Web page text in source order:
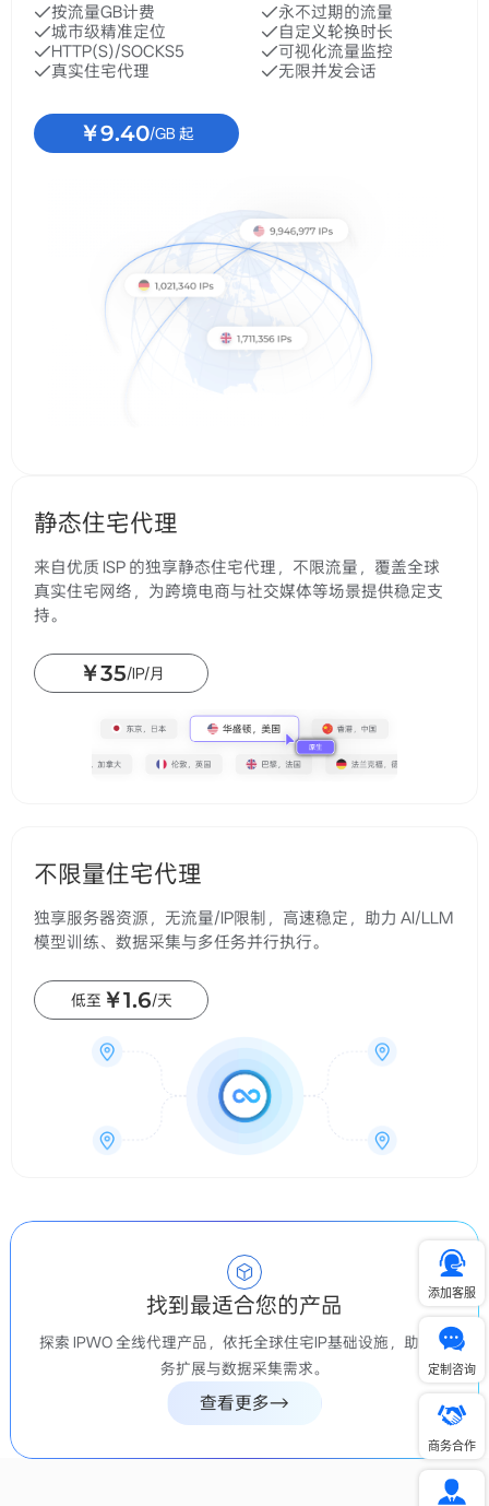
按流量GB计费
永不过期的流量
城市级精准定位
自定义轮换时长
HTTP(S)/SOCKS5
可视化流量监控
真实住宅代理
无限并发会话
￥9.40/GB 起
静态住宅代理
来自优质 ISP 的独享静态住宅代理，不限流量，覆盖全球
真实住宅网络，为跨境电商与社交媒体等场景提供稳定支
持。
￥35/IP/月
不限量住宅代理
独享服务器资源，无流量/IP限制，高速稳定，助力 AI/LLM
模型训练、数据采集与多任务并行执行。
低至 ￥1.6/天
找到最适合您的产品
探索 IPWO 全线代理产品，依托全球住宅IP基础设施，助力业
务扩展与数据采集需求。
查看更多
添加客服
定制咨询
商务合作